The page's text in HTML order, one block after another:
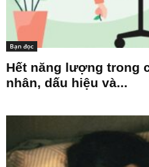
Bạn đọc
Hết năng lượng trong
nhân, dấu hiệu và...